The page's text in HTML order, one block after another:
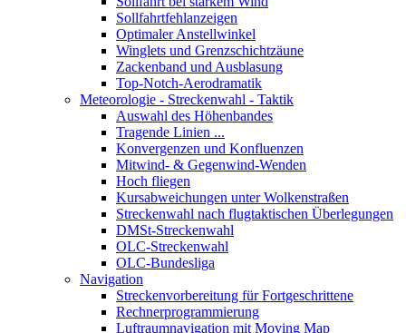
Sollfahrtfehlanzeigen
Optimaler Anstellwinkel
Winglets und Grenzschichtzäune
Zackenband und Ausblasung
Top-Notch-Aerodramatik
Meteorologie - Streckenwahl - Taktik
Auswahl des Höhenbandes
Tragende Linien ...
Konvergenzen und Konfluenzen
Mitwind- & Gegenwind-Wenden
Hoch fliegen
Kursabweichungen unter Wolkenstraßen
Streckenwahl nach flugtaktischen Überlegungen
DMSt-Streckenwahl
OLC-Streckenwahl
OLC-Bundesliga
Navigation
Streckenvorbereitung für Fortgeschrittene
Rechnerprogrammierung
Luftraumnavigation mit Moving Map